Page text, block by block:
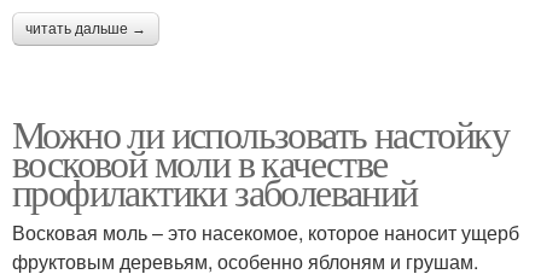
читать дальше →
Можно ли использовать настойку
восковой моли в качестве
профилактики заболеваний
Восковая моль – это насекомое, которое наносит ущерб
фруктовым деревьям, особенно яблоням и грушам.